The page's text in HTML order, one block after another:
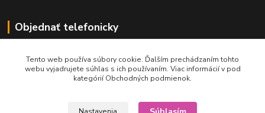
Objednať telefonicky
+421 902 212 007
Tento web používa súbory cookie. Ďalším prechádzaním tohto
webu vyjadrujete súhlas s ich používaním. Viac informácií v pod
kategórií Obchodných podmienok.